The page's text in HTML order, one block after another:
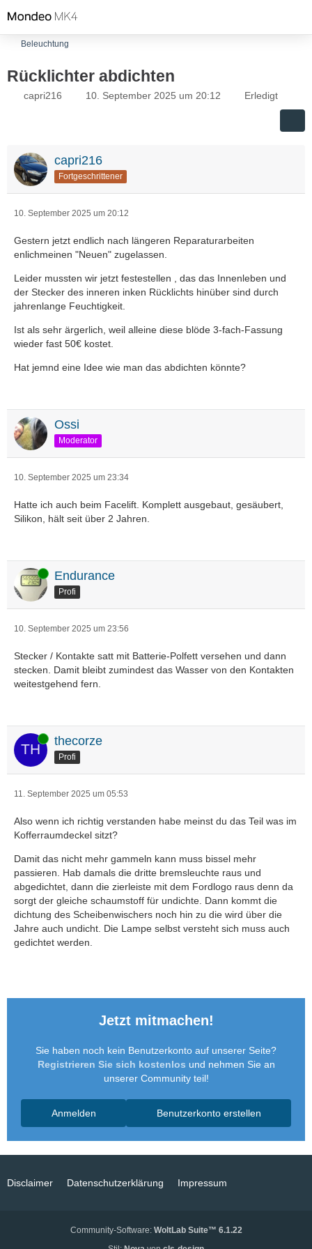
Beleuchtung
Rücklichter abdichten
capri216 10. September 2025 um 20:12 Erledigt
capri216
Fortgeschrittener
10. September 2025 um 20:12
Gestern jetzt endlich nach längeren Reparaturarbeiten
enlichmeinen "Neuen" zugelassen.
Leider mussten wir jetzt festestellen , das das Innenleben und
der Stecker des inneren inken Rücklichts hinüber sind durch
jahrenlange Feuchtigkeit.
Ist als sehr ärgerlich, weil alleine diese blöde 3-fach-Fassung
wieder fast 50€ kostet.
Hat jemnd eine Idee wie man das abdichten könnte?
Ossi
Moderator
10. September 2025 um 23:34
Hatte ich auch beim Facelift. Komplett ausgebaut, gesäubert,
Silikon, hält seit über 2 Jahren.
Online Endurance
Profi
10. September 2025 um 23:56
Stecker / Kontakte satt mit Batterie-Polfett versehen und dann
stecken. Damit bleibt zumindest das Wasser von den Kontakten
weitestgehend fern.
Online thecorze
Profi
11. September 2025 um 05:53
Also wenn ich richtig verstanden habe meinst du das Teil was im
Kofferraumdeckel sitzt?
Damit das nicht mehr gammeln kann muss bissel mehr
passieren. Hab damals die dritte bremsleuchte raus und
abgedichtet, dann die zierleiste mit dem Fordlogo raus denn da
sorgt der gleiche schaumstoff für undichte. Dann kommt die
dichtung des Scheibenwischers noch hin zu die wird über die
Jahre auch undicht. Die Lampe selbst versteht sich muss auch
gedichtet werden.
Jetzt mitmachen!
Sie haben noch kein Benutzerkonto auf unserer Seite?
Registrieren Sie sich kostenlos und nehmen Sie an
unserer Community teil!
Benutzerkonto erstellen
Anmelden
Disclaimer Datenschutzerklärung Impressum
Community-Software: WoltLab Suite™ 6.1.22